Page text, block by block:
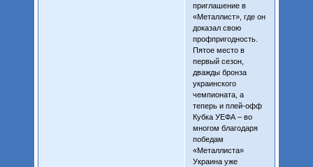
приглашение в
«Металлист», где он
доказал свою
профпригодность.
Пятое место в
первый сезон,
дважды бронза
украинского
чемпионата, а
теперь и плей-офф
Кубка УЕФА – во
многом благодаря
победам
«Металлиста»
Украина уже